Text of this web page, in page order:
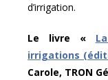
d’irrigation.
Le livre «
irrigations
Carole, TRON